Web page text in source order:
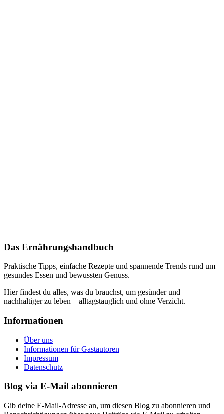
Das Ernährungshandbuch
Praktische Tipps, einfache Rezepte und spannende Trends rund um
gesundes Essen und bewussten Genuss.
Hier findest du alles, was du brauchst, um gesünder und
nachhaltiger zu leben – alltagstauglich und ohne Verzicht.
Informationen
Über uns
Informationen für Gastautoren
Impressum
Datenschutz
Blog via E-Mail abonnieren
Gib deine E-Mail-Adresse an, um diesen Blog zu abonnieren und